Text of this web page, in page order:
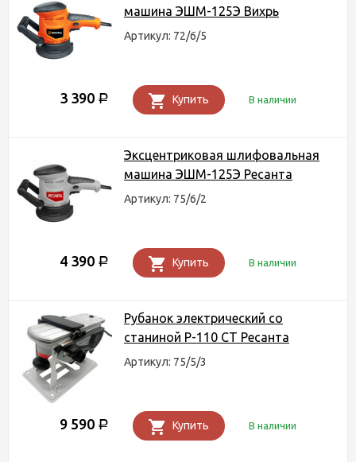
машина ЭШМ-125Э Вихрь
Артикул: 72/6/5
3 390 Р Купить В наличии
Эксцентриковая шлифовальная
машина ЭШМ-125Э Ресанта
Артикул: 75/6/2
4 390 Р Купить В наличии
Рубанок электрический со
станиной Р-110 СТ Ресанта
Артикул: 75/5/3
9 590 Р Купить В наличии